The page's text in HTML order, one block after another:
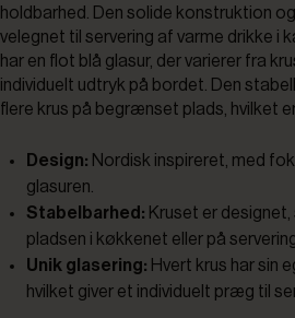
holdbarhed. Den solide konstruktion
velegnet til servering af varme drikke i
har en flot blå glasur, der varierer fra
individuelt udtryk på bordet. Den
flere krus på begrænset plads, hvilket
Design: Nordisk inspireret, med
glasuren.
Stabelbarhed: Kruset er
pladsen i køkkenet eller på
Unik glasering: Hvert krus har sin
hvilket giver et individuelt præg til